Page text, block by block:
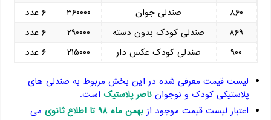
۸۶۰
صندلی جوان ۳۶۰۰۰۰
۶ عدد
۸۶۹
صندلی کودک بدون دسته ۲۹۰۰۰۰
۶ عدد
۹۰۰
صندلی کودک عکس دار ۲۱۵۰۰۰ ۶ عدد
لیست قیمت معرفی شده در این بخش مربوط به صندلی های
پلاستیکی کودک و نوجوانناصر پلاستیک است.
اعتبار لیست قیمت موجود ازبهمن ماه ۹۸ تا اطلاع ثانوی
می